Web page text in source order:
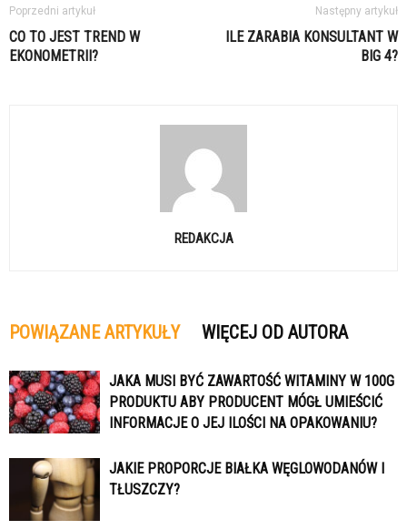
Poprzedni artykuł
CO TO JEST TREND W
EKONOMETRII?
Następny artykuł
ILE ZARABIA KONSULTANT W
BIG 4?
REDAKCJA
POWIĄZANE ARTYKUŁY WIĘCEJ OD AUTORA
JAKA MUSI BYĆ ZAWARTOŚĆ WITAMINY W 100G
PRODUKTU ABY PRODUCENT MÓGŁ UMIEŚCIĆ
INFORMACJE O JEJ ILOŚCI NA OPAKOWANIU?
JAKIE PROPORCJE BIAŁKA WĘGLOWODANÓW I
TŁUSZCZY?